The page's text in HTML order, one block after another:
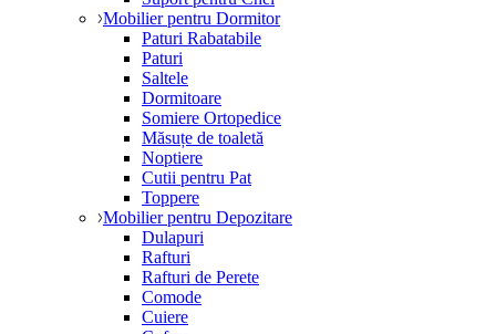
Mobilier pentru Dormitor
Paturi Rabatabile
Paturi
Saltele
Dormitoare
Somiere Ortopedice
Măsuțe de toaletă
Noptiere
Cutii pentru Pat
Toppere
Mobilier pentru Depozitare
Dulapuri
Rafturi
Rafturi de Perete
Comode
Cuiere